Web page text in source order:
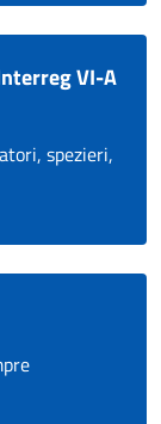
VI-A
spezieri,